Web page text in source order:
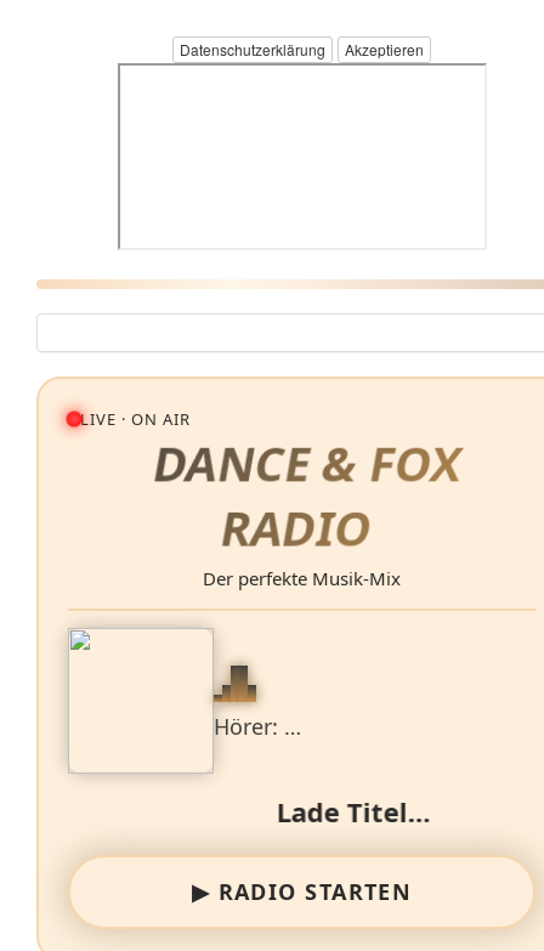
Datenschutzerklärung
LIVE · ON AIR
DANCE &FOX
RADIO
Der perfekte Musik‑Mix
Hörer: …
Lade Titel…
▶ RADIO STARTEN